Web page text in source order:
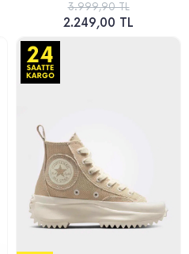
3.999,90 TL
2.249,00 TL